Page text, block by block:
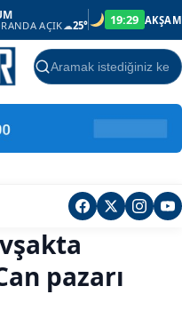
AÇIK☁25° 19:29 AKŞAM
Ara
pazarı